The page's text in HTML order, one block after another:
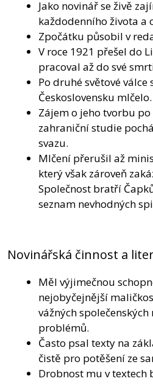
Jako novinář se živě
každodenního života a
Zpočátku působil v
V roce 1921 přešel do
pracoval až do své
Po druhé světové válce
Československu mlčelo.
Zájem o jeho tvorbu
zahraniční studie
svazu.
Mlčení přerušil až
který však zároveň
Společnost bratří
seznam nevhodných
Novinářská činnost a
Měl výjimečnou
nejobyčejnější
vážných
problémů.
Často psal texty na
čistě pro potěšení ze
Drobnost mu v textech